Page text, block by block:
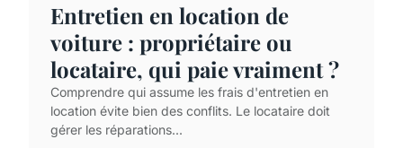
Entretien en location de
voiture : propriétaire ou
locataire, qui paie vraiment ?
Comprendre qui assume les frais d'entretien en
location évite bien des conflits. Le locataire doit
gérer les réparations...